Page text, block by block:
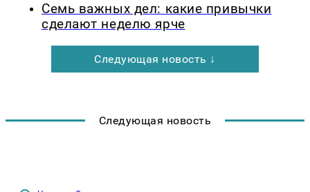
Семь важных дел: какие привычки
сделают неделю ярче
Следующая новость ↓
Следующая новость